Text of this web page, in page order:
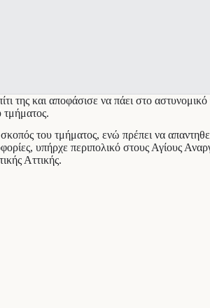
της και αποφάσισε να πάει στο
τμήματος.
του τμήματος, ενώ πρέπει να
υπήρχε περιπολικό στους Αγίους
Αττικής.